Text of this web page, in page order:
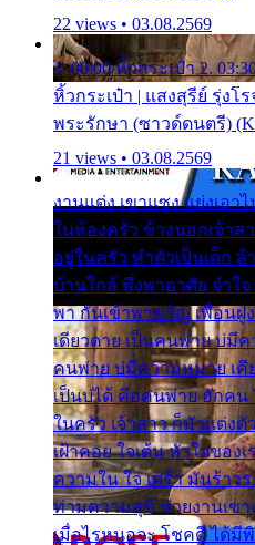
22 views • 03.08.2569
1. 00:00 หิ้วกระเป๋า 2.
หิ้วกระเป๋า | แสงสุรีย์ รุ่งโ
พระรักษา (ซาวด์ดนตรี)
21 views • 03.08.2569
งานแต่ง เขาแซง แย่งเอ
ในห้องครัว ข้างนอกเจ้าส
อยู่ในครัว ทำตัวเป็นเด็ก ล้
บ้านใกล้ พึ่งพาอาศัย จำใจ
พา กันเข้าพาขวัญ เพื่อนฝู
เดียวดาย เป็นคนพ่าย บ่มีค
คนพ่าย บ่มีความหมาย เคีย
เป็นบ่ได้ คือคนพ่าย ฮักคน
ในครัว เจ้าสาว ก็มัวแต่งตั
เฝ้าคอย ใจเต้น หัวใจของ
ความใน ใจ เศร้า มันร้าว
ท่ามความสุขี ช่วยงานเขา
เมื่อไรหนอจะ โชคดี ได้มี